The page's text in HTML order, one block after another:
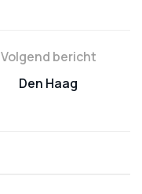
Volgend bericht
Den Haag